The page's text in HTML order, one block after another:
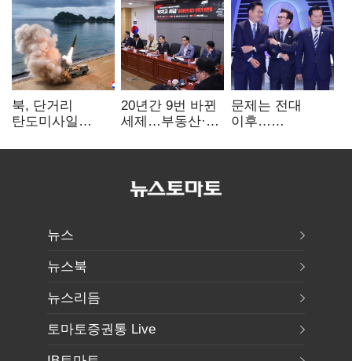
북, 단거리
탄도미사일
"즉각 중단 촉구"
20년간 9번 바뀐
세제…부동산·
건드렸다
문제는 전대
이후…
뒤집힐 땐
뉴스
뉴스북
뉴스리듬
토마토증권통 Live